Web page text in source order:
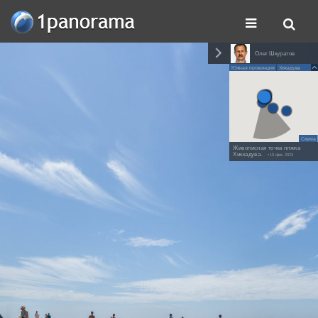
Олег Шкуратов
Южная провинция Хикадува
Схема
Живописная точка пляжа
Хиккадува.
• 10 фев. 2023